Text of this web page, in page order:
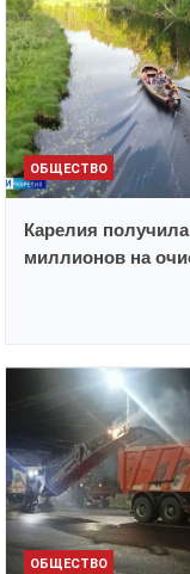
ОБЩЕСТВО
Карелия получила
миллионов на
ОБЩЕСТВО